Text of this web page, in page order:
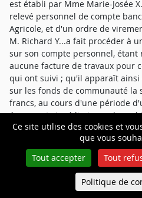
Ce site utilise des cookies et
que vous
Tout accepter
Tout
Politique de
est établi par Mme Marie-Josée
relevé personnel de compte
Agricole, et d'un ordre de
M. Richard Y...a fait procéder à
sur son compte personnel,
aucune facture de travaux pour
qui ont suivi ; qu'il apparaît ainsi
sur les fonds de communauté la
francs, au cours d'une période
époux ont signé l'acte par
séparation de biens, celui-ci
1992. M. Richard Y...prétendant
ainsi prélevées ont pu servir à
et niant en avoir bénéficié à
constitutifs du recel de
matériel qu'en son élément
Queue-Fair